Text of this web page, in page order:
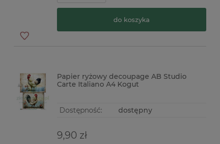
do koszyka
Papier ryżowy decoupage AB Studio
Carte Italiano A4 Kogut
Dostępność: dostępny
9,90 zł